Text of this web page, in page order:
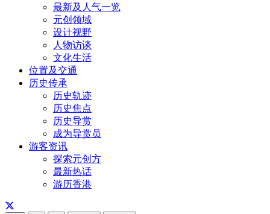
最新及人气一览
元创领域
设计视野
人物访谈
文化生活
位置及交通
历史传承
历史轨迹
历史焦点
历史导赏
成为导赏员
游客资讯
探索元创方
最新热话
游历香港